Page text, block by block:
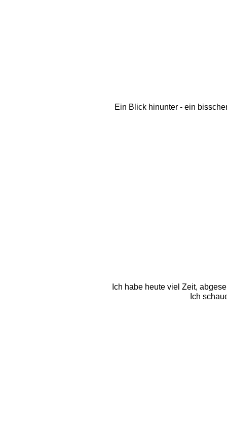
Ein Blick hinunter - ein
Ich habe heute viel Zeit,
Ich